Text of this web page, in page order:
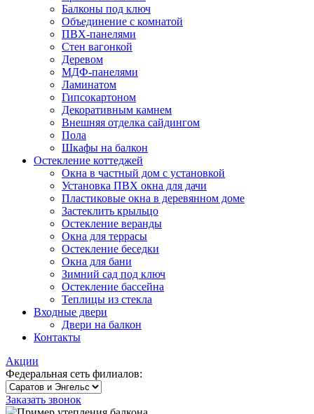
Балконы под ключ
Объединение с комнатой
ПВХ-панелями
Стен вагонкой
Деревом
МДФ-панелями
Ламинатом
Гипсокартоном
Декоративным камнем
Внешняя отделка сайдингом
Пола
Шкафы на балкон
Остекление коттеджей
Окна в частный дом с установкой
Установка ПВХ окна для дачи
Пластиковые окна в деревянном доме
Застеклить крыльцо
Остекление веранды
Окна для террасы
Остекление беседки
Окна для бани
Зимний сад под ключ
Остекление бассейна
Теплицы из стекла
Входные двери
Двери на балкон
Контакты
Акции
Федеральная сеть филиалов:
Заказать звонок